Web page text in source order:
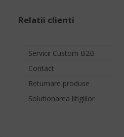
Relatii clienti
Servicii Custom B2B
Contact
Returnare produse
Solutionarea litigiilor